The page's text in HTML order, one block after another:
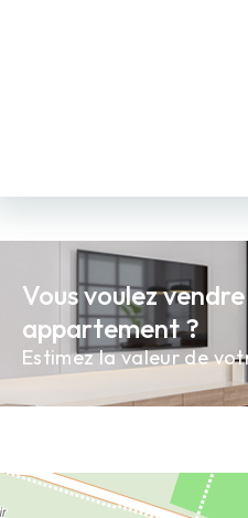
Vous voulez
appartement ?
Estimez la valeur de